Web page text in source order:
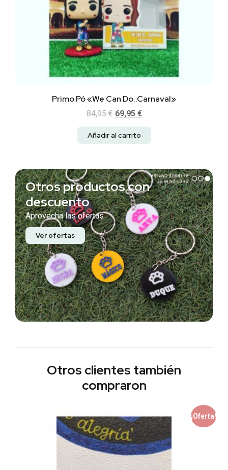
Primo Pó «We Can Do..Carnaval»
84,95€ 69,95 €
Añadir al carrito
Otros productos con
descuento
Aprovecha las ofertas
Ver ofertas
Otros clientes también
compraron
¡Oferta!